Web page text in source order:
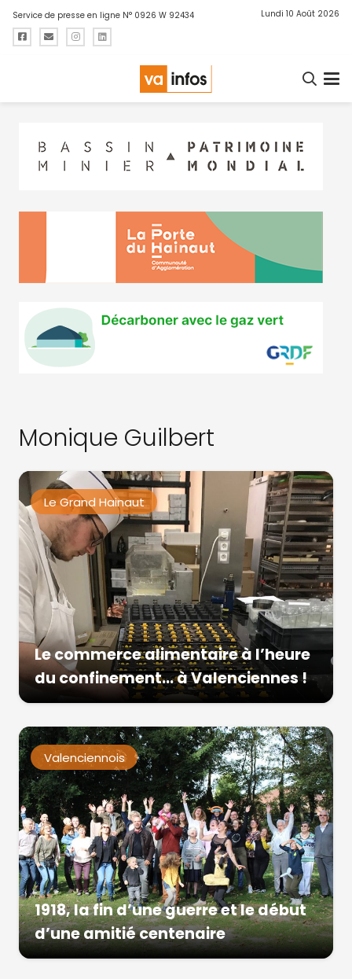
Service de presse en ligne N° 0926 W 92434 Lundi 10 Août 2026
Monique Guilbert
Le Grand Hainaut
Le commerce alimentaire à l’heure
du confinement… à Valenciennes !
Valenciennois
1918, la fin d’une guerre et le début
d’une amitié centenaire